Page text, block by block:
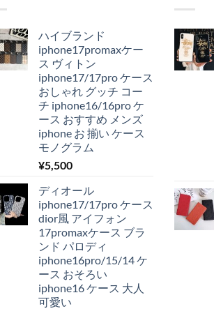
ハイブランド
iphone17promaxケー
ス ヴィトン
iphone17/17pro ケース
おしゃれ グッチ コー
チ iphone16/16pro ケ
ース おすすめ メンズ
iphone お 揃い ケース
モノグラム
¥5,500
ディオール
iphone17/17pro ケース
dior風 アイフォン
17promaxケース ブラ
ンド パロディ
iphone16pro/15/14 ケ
ース おそろい
iphone16 ケース 大人
可愛い